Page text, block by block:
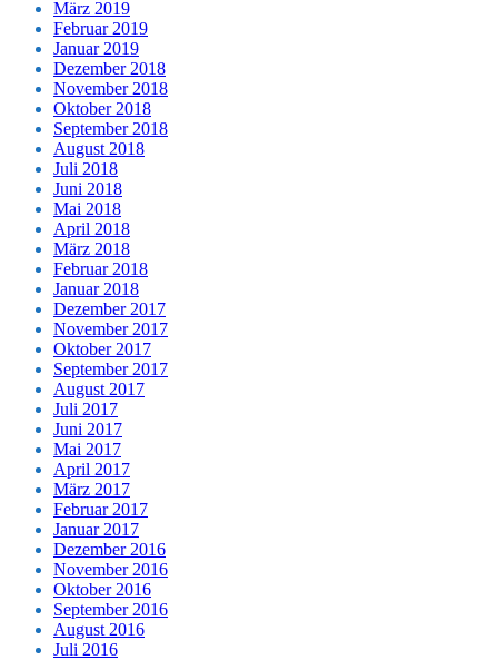
März 2019
Februar 2019
Januar 2019
Dezember 2018
November 2018
Oktober 2018
September 2018
August 2018
Juli 2018
Juni 2018
Mai 2018
April 2018
März 2018
Februar 2018
Januar 2018
Dezember 2017
November 2017
Oktober 2017
September 2017
August 2017
Juli 2017
Juni 2017
Mai 2017
April 2017
März 2017
Februar 2017
Januar 2017
Dezember 2016
November 2016
Oktober 2016
September 2016
August 2016
Juli 2016